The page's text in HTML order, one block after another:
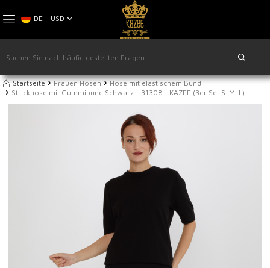
DE − USD
Startseite Frauen Hosen
Hose mit elastischem Bund
Strickhose mit Gummibund Schwarz - 31308 | KAZEE (3er Set S-M-L)